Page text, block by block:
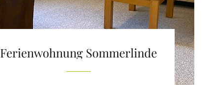
Ferienwohnung Sommerlinde